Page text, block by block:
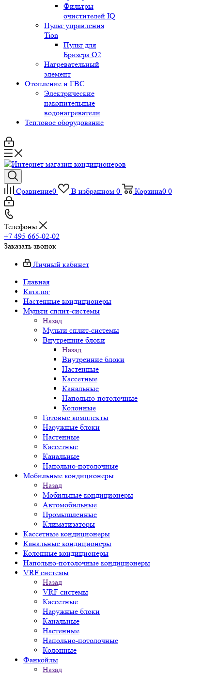
Фильтры
очистителей IQ
Пульт управления
Tion
Пульт для
Бризера O2
Нагревательный
элемент
Отопление и ГВС
Электрические
накопительные
водонагреватели
Тепловое оборудование
Сравнение0 В избранном 0 Корзина0 0
Телефоны
+7 495 665-02-02
Заказать звонок
Личный кабинет
Главная
Каталог
Настенные кондиционеры
Мульти сплит-системы
Назад
Мульти сплит-системы
Внутренние блоки
Назад
Внутренние блоки
Настенные
Кассетные
Канальные
Напольно-потолочные
Колонные
Готовые комплекты
Наружные блоки
Настенные
Кассетные
Канальные
Напольно-потолочные
Мобильные кондиционеры
Назад
Мобильные кондиционеры
Автомобильные
Промышленные
Климатизаторы
Кассетные кондиционеры
Канальные кондиционеры
Колонные кондиционеры
Напольно-потолочные кондиционеры
VRF системы
Назад
VRF системы
Кассетные
Наружные блоки
Канальные
Настенные
Напольно-потолочные
Колонные
Фанкойлы
Назад